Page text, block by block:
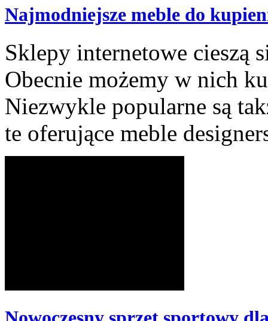
Najmodniejsze meble do
Sklepy internetowe cieszą
Obecnie możemy w nich
Niezwykle popularne są
te oferujące meble